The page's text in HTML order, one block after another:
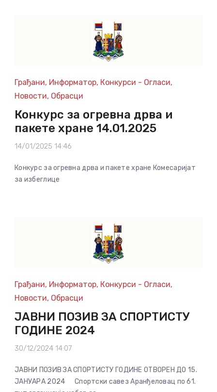
Грађани, Информатор, Конкурси - Огласи,
Новости, Обрасци
Конкурс за огревна дрва и
пакете хране 14.01.2025
14/01/2025 14:46
Конкурс за огревна дрва и пакете хране Комесаријат
за избеглице
Грађани, Информатор, Конкурси - Огласи,
Новости, Обрасци
ЈАВНИ ПОЗИВ ЗА СПОРТИСТУ
ГОДИНЕ 2024
30/12/2024 14:07
ЈАВНИ ПОЗИВ ЗА СПОРТИСТУ ГОДИНЕ ОТВОРЕН ДО 15.
ЈАНУАРА 2024 Спортски савез Аранђеловац по 61.